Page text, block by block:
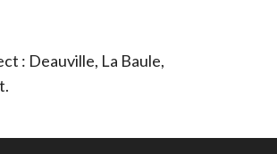
: Deauville, La Baule,